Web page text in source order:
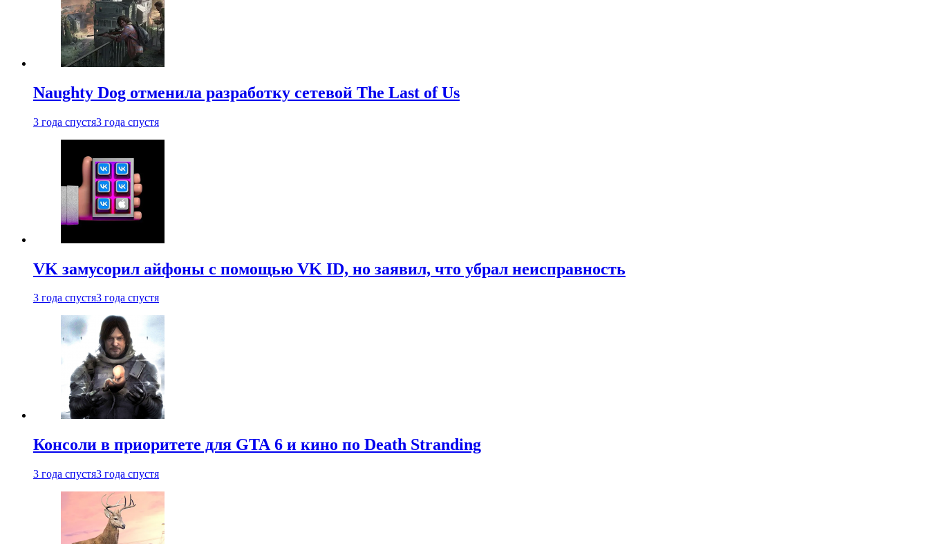
Naughty Dog отменила разработку сетевой The Last of Us
3 года спустя3 года спустя
VK замусорил айфоны с помощью VK ID, но заявил, что убрал неисправность
3 года спустя3 года спустя
Консоли в приоритете для GTA 6 и кино по Death Stranding
3 года спустя3 года спустя